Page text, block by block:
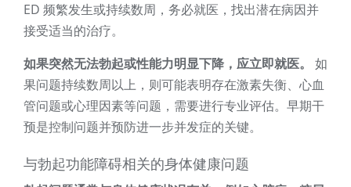
ED 频繁发生或持续数周，务必就医，找出潜在病因并
接受适当的治疗。
如果突然无法勃起或性能力明显下降，应立即就医。
如
果问题持续数周以上，则可能表明存在激素失衡、心血
管问题或心理因素等问题，需要进行专业评估。早期干
预是控制问题并预防进一步并发症的关键。
与勃起功能障碍相关的身体健康问题